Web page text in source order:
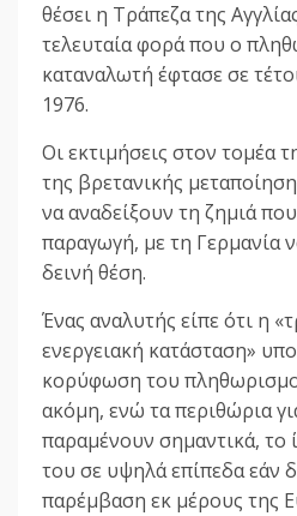
θέσει η Τράπεζα της
τελευταία φορά που ο
καταναλωτή έφτασε σε
1976.
Οι εκτιμήσεις στον τομέα
της βρετανικής
να αναδείξουν τη ζημιά
παραγωγή, με τη Γερμανία
δεινή θέση.
Ένας αναλυτής είπε ότι η
ενεργειακή κατάσταση»
κορύφωση του
ακόμη, ενώ τα περιθώρια
παραμένουν σημαντικά, το
του σε υψηλά επίπεδα εάν
παρέμβαση εκ μέρους της